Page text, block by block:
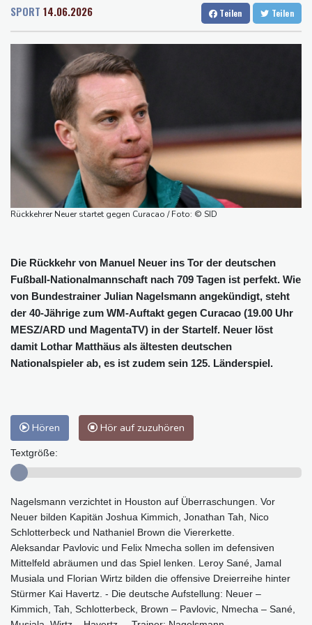
Rostock
Stuttgart
14 °C
Wien
22 °C
Salzburg
19 °C
Baden-Baden
12 °C
der Grünen
Hitze und Niedrigwasser: Städte- und Gemeindebund fordert
"nationalen Kraftakt"
Infantinos Investorenplan: FIFA-Experte fordert Aufarbeitung
Biathlon-Olympiasieger Jacquelin wird Teilzeit-Radprofi
Kircher: VAR nicht "zu kleinteilig" einsetzen
Kreise: Türkei will mit Pakistan und Saudi-Arabien
Verteidigungspakt schließen
Sprengstoff-Drohne am Leipziger Flughafen:
Bundesanwaltschaft übernimmt Ermittlungen
SPORT 14.06.2026 Teilen Teilen
Rückkehrer Neuer startet gegen Curacao / Foto: © SID
Die Rückkehr von Manuel Neuer ins Tor der deutschen
Fußball-Nationalmannschaft nach 709 Tagen ist perfekt. Wie
von Bundestrainer Julian Nagelsmann angekündigt, steht
der 40-Jährige zum WM-Auftakt gegen Curacao (19.00 Uhr
MESZ/ARD und MagentaTV) in der Startelf. Neuer löst
damit Lothar Matthäus als ältesten deutschen
Nationalspieler ab, es ist zudem sein 125. Länderspiel.
Hören Hör auf zuzuhören
Textgröße:
Nagelsmann verzichtet in Houston auf Überraschungen. Vor
Neuer bilden Kapitän Joshua Kimmich, Jonathan Tah, Nico
Schlotterbeck und Nathaniel Brown die Viererkette.
Aleksandar Pavlovic und Felix Nmecha sollen im defensiven
Mittelfeld abräumen und das Spiel lenken. Leroy Sané, Jamal
Musiala und Florian Wirtz bilden die offensive Dreierreihe hinter
Stürmer Kai Havertz. - Die deutsche Aufstellung: Neuer –
Kimmich, Tah, Schlotterbeck, Brown – Pavlovic, Nmecha – Sané,